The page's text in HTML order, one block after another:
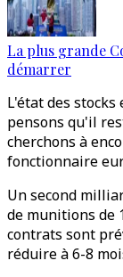
La plus grande
démarrer
L'état des
pensons qu'il
cherchons à
fonctionnaire
Un second
de munitions de
contrats sont
réduire à 6-8